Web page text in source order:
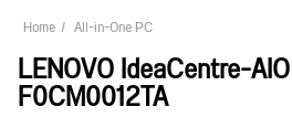
Home All-in-One PC
LENOVO IdeaCentre-
F0CM0012TA